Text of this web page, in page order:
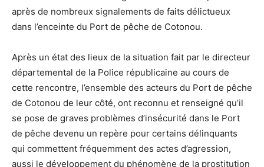
après de nombreux signalements de faits délictueux
dans l’enceinte du Port de pêche de Cotonou.
Après un état des lieux de la situation fait par le directeur
départemental de la Police républicaine au cours de
cette rencontre, l’ensemble des acteurs du Port de pêche
de Cotonou de leur côté, ont reconnu et renseigné qu’il
se pose de graves problèmes d’insécurité dans le Port
de pêche devenu un repère pour certains délinquants
qui commettent fréquemment des actes d’agression,
aussi le développement du phénomène de la prostitution